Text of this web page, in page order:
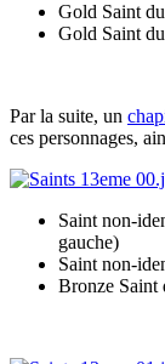
Gold Saint
Gold Saint
Par la suite, un
ces personnages,
Saint non-
gauche)
Saint non-
Bronze Saint